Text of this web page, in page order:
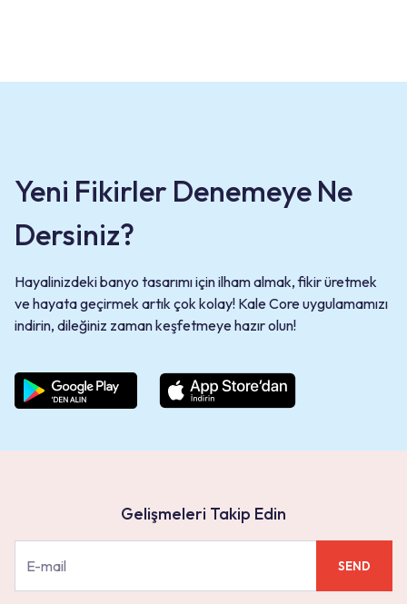
Yeni Fikirler Denemeye Ne
Dersiniz?
Hayalinizdeki banyo tasarımı için ilham almak, fikir üretmek
ve hayata geçirmek artık çok kolay! Kale Core uygulamamızı
indirin, dileğiniz zaman keşfetmeye hazır olun!
Gelişmeleri Takip Edin
SEND